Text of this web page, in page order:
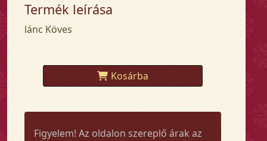
Termék leírása
lánc Köves
Kosárba
Figyelem! Az oldalon szereplő árak az